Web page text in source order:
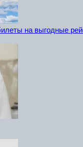
на выгодные